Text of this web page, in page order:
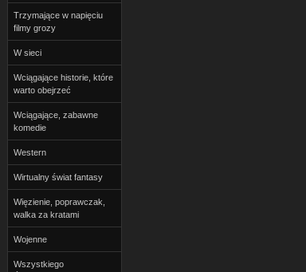
Trzymające w napięciu
filmy grozy
W sieci
Wciągające historie, które
warto obejrzeć
Wciągające, zabawne
komedie
Western
Wirtualny świat fantasy
Więzienie, poprawczak,
walka za kratami
Wojenne
Wszystkiego